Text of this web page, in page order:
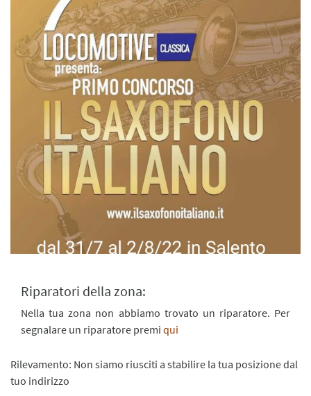
Riparatori della zona:
Nella tua zona non abbiamo trovato un riparatore. Per
segnalare un riparatore premi qui
Rilevamento: Non siamo riusciti a stabilire la tua posizione dal
tuo indirizzo